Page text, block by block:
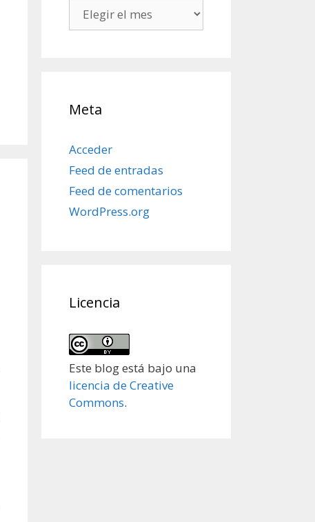
mis
Meta
Acceder
Feed de entradas
Feed de comentarios
WordPress.org
Licencia
Este blog está bajo una
licencia de Creative
Commons.